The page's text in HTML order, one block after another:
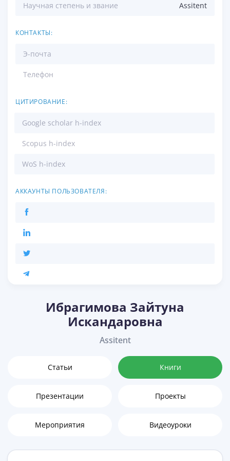
Научная степень и звание Assitent
КОНТАКТЫ:
Э-почта
Телефон
ЦИТИРОВАНИЕ:
Google scholar h-index
Scopus h-index
WoS h-index
АККАУНТЫ ПОЛЬЗОВАТЕЛЯ:
Ибрагимова Зайтуна
Искандаровна
Assitent
Статьи Книги
Презентации Проекты
Мероприятия Видеоуроки